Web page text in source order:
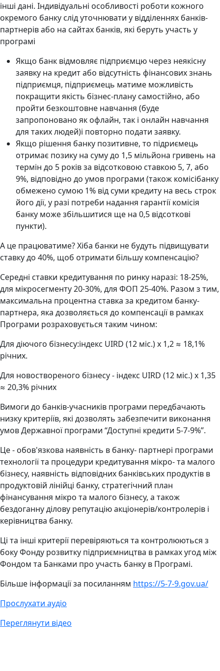
інші дані. Індивідуальні особливості роботи кожного
окремого банку слід уточнювати у відділеннях банків-
партнерів або на сайтах банків, які беруть участь у
програмі
Якщо банк відмовляє підприємцю через неякісну
заявку на кредит або відсутність фінансових знань
підприємця, підприємець матиме можливість
покращити якість бізнес-плану самостійно, або
пройти безкоштовне навчання (буде
запропоновано як офлайн, так і онлайн навчання
для таких людей)і повторно подати заявку.
Якщо рішення банку позитивне, то підриємець
отримає позику на суму до 1,5 мільйона гривень на
термін до 5 років за відсотковою ставкою 5, 7, або
9%, відповідно до умов програми (також комісібанку
обмежено сумою 1% від суми кредиту на весь строк
його дії, у разі потреби надання гарантії комісія
банку може збільшитися ще на 0,5 відсоткові
пункти).
А це працюватиме? Хіба банки не будуть підвищувати
ставку до 40%, щоб отримати більшу компенсацію?
Середні ставки кредитування по ринку наразі: 18-25%,
для мікросегменту 20-30%, для ФОП 25-40%. Разом з тим,
максимальна процентна ставка за кредитом банку-
партнера, яка дозволяється до компенсації в рамках
Програми розраховується таким чином:
Для діючого бізнесу:індекс UIRD (12 міс.) х 1,2 ≈ 18,1%
річних.
Для новоствореного бізнесу - індекс UIRD (12 міс.) х 1,35
≈ 20,3% річних
Вимоги до банків-учасників програми передбачають
низку критеріїв, які дозволять забезпечити виконання
умов Державної програми “Доступні кредити 5-7-9%”.
Це - обов'язкова наявність в банку- партнері програми
технології та процедури кредитування мікро- та малого
бізнесу, наявність відповідних банківських продуктів в
продуктовій лінійці банку, стратегічний план
фінансування мікро та малого бізнесу, а також
бездоганну ділову репутацію акціонерів/контролерів і
керівництва банку.
Ці та інші критерії перевіряються та контролюються з
боку Фонду розвитку підприємництва в рамках угод між
Фондом та Банками про участь банку в Програмі.
Більше інформації за посиланням https://5-7-9.gov.ua/
Прослухати аудіо
Переглянути відео